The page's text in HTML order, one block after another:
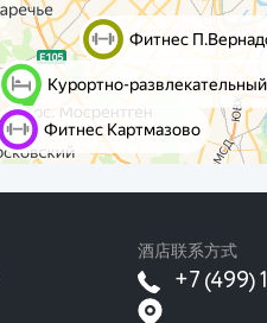
酒店联系方式
+7 (499)